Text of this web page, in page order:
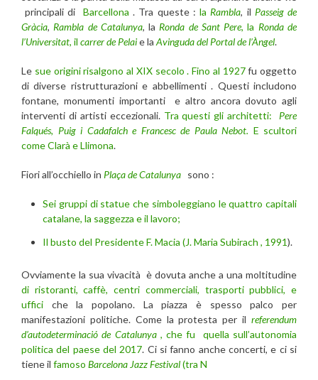
principali di Barcellona . Tra queste :laRambla, il Passeig de
Gràcia,Rambla de Catalunya, laRonda de Sant Pere, la Ronda de
l’Universitat, il carrer de Pelaie laAvinguda delPortal de l’Àngel.
Le sue origini risalgono al XIX secolo . Fino al 1927fu oggetto
di diverse ristrutturazioni e abbellimenti . Questi includono
fontane, monumenti importanti e altro ancora dovuto agli
interventi di artisti eccezionali. Tra questi gli architetti:Pere
Falqués, Puig i Cadafalch e Francesc de Paula Nebot. E scultori
come Clarà e Llimona.
Fiori all’occhiello in Plaça de Catalunya sono :
Sei gruppi di statue che simboleggiano le quattro capitali
catalane, la saggezza e il lavoro;
Il busto del Presidente F. Macia (J. Maria Subirach , 1991).
Ovviamente la sua vivacità è dovuta anche a una moltitudine
di ristoranti, caffè, centri commerciali, trasporti pubblici, e
uffici che la popolano. La piazza è spesso palco per
manifestazioni politiche. Come la protesta per il referendum
d’autodeterminació de Catalunya, che fu quella sull’autonomia
politica del paese del 2017. Ci si fanno anche concerti, e ci si
tiene il famoso Barcelona Jazz Festival(tra N